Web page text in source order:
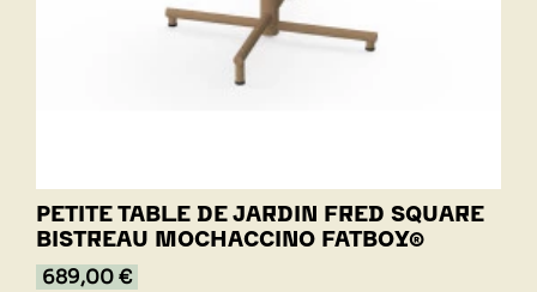
PETITE TABLE DE JARDIN FRED SQUARE
BISTREAU MOCHACCINO FATBOY®
689,00 €